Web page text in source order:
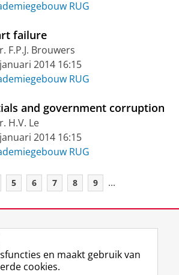
RUG
failure
F.P.J. Brouwers
2014 16:15
RUG
and government corruption
H.V. Le
2014 16:15
RUG
5 6 7 8 9 ...
en maakt gebruik van
cookies.